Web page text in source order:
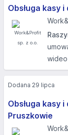
Obsługa kasy
wideo
Obsługa kasy
Pruszkowie
Dodana 29 lipca